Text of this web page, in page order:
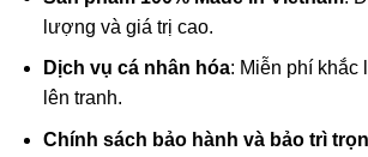
lượng và giá trị cao.
Dịch vụ cá nhân hóa: Miễn phí khắc
lên tranh.
Chính sách bảo hành và bảo trì